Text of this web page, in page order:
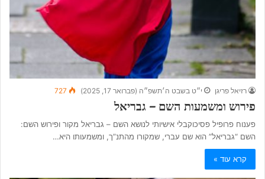
רזיאל פריגן י״ט בשבט ה׳תשפ״ה (פברואר 17, 2025) 727
פירוש ומשמעות השם – גבריאל
פענוח פרופיל פסיכוקבלי אישיותי לנושא השם – גבריאל מקור ופירוש השם:
השם “גבריאל” הוא שם עברי, שמקורו מהתנ”ך, ומשמעותו היא…
קרא עוד »